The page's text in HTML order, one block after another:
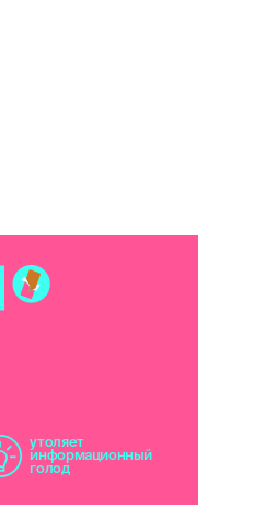
утоляет
информационный
голод